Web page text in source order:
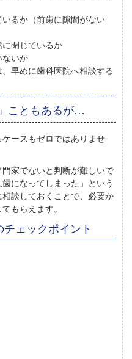
るか（前歯に隙間がない
閉じているか
ないか
早めに歯科医院へ相談する
こともあるが…
ースもゼロではありませ
家でないと判断が難しいで
になってしまった」という
談しておくことで、必要か
もらえます。
ェックポイント